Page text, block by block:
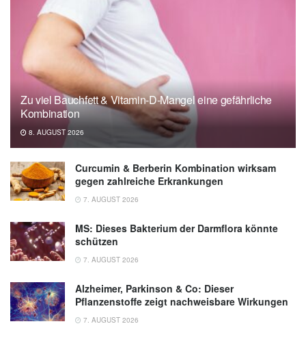
Bundesinstitut für Arzneimittel und
Medizinprodukte
Zu viel Bauchfett & Vitamin-D-Mangel eine gefährliche
Kombination
8. AUGUST 2026
Curcumin & Berberin Kombination wirksam
gegen zahlreiche Erkrankungen
7. AUGUST 2026
MS: Dieses Bakterium der Darmflora könnte
schützen
7. AUGUST 2026
Alzheimer, Parkinson & Co: Dieser
Pflanzenstoffe zeigt nachweisbare Wirkungen
7. AUGUST 2026